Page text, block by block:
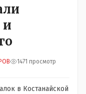
и
1471 просмотр
в Костанайской